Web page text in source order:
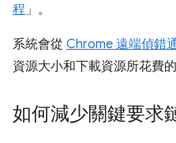
程 」。
系統會從 Chrome 遠端偵錯
資源大小和下載資源所花費的
如何減少關鍵要求